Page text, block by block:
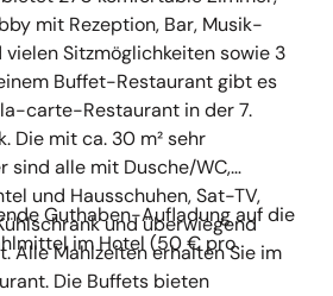
mit Rezeption, Bar, Musik-
vielen Sitzmöglichkeiten sowie 3
Buffet-Restaurant gibt es
carte-Restaurant in der 7.
Die mit ca. 30 m² sehr
sind alle mit Dusche/WC,
und Hausschuhen, Sat-TV,
und überwiegend
Alle Mahlzeiten erhalten Sie im
Die Buffets bieten
Guthaben-Aufladung auf die
im Hotel (50 € pro